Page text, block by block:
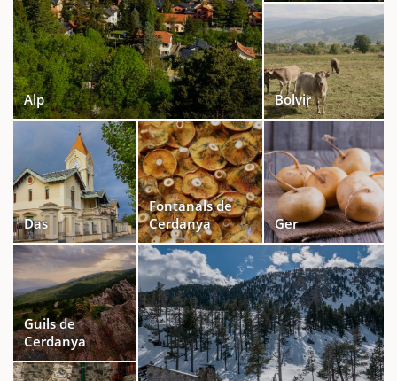
Alp Bolvir
Das
Fontanals de
Cerdanya
Ger
Guils de
Cerdanya